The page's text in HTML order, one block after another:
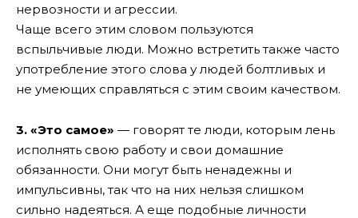
нервозности и агрессии.
Чаще всего этим словом пользуются
вспыльчивые люди. Можно встретить также часто
употребление этого слова у людей болтливых и
не умеющих справляться с этим своим качеством.
3. «Это самое» — говорят те люди, которым лень
исполнять свою работу и свои домашние
обязанности. Они могут быть ненадежны и
импульсивны, так что на них нельзя слишком
сильно надеяться. А еще подобные личности